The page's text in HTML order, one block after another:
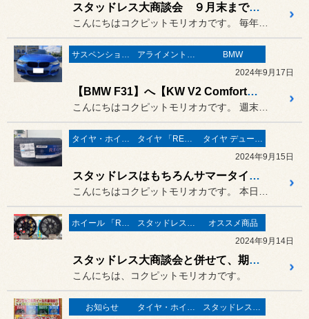
スタッドレス大商談会 ９月末まで！！
サスペンション・ボディ関連 アライメント調整
BMW
2024年9月17日
【BMW F31】へ【KW V2 Comfort】！
タイヤ・ホイール タイヤ 「REGNO」
タイヤ デューラー／アレンザ
2024年9月15日
スタッドレスはもちろんサマータイヤも！！
ホイール 「RAYS」 スタッドレスタイヤ 「BLIZZAK」
オススメ商品
2024年9月14日
スタッドレス大商談会と併せて、期間限定 〈 RAYS 〉ホイール展示中です‼️
こんにちは、コクピットモリオカです。
お知らせ タイヤ・ホイール
スタッドレスタイヤ 「BLIZZAK」